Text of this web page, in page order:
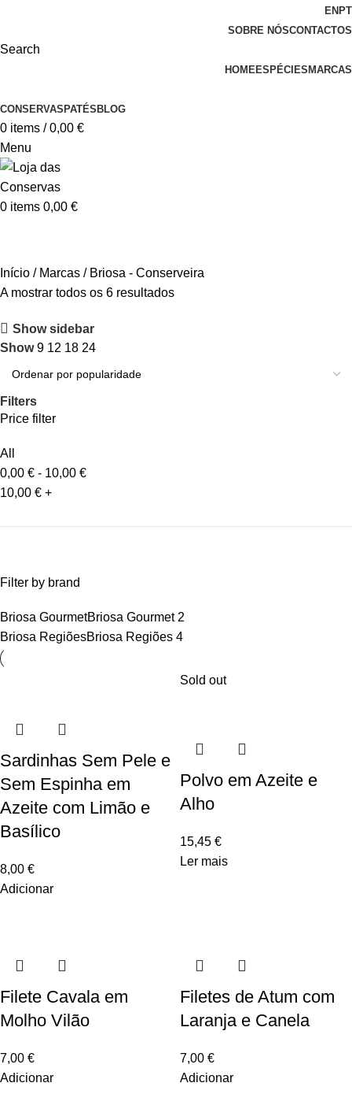
EN PT
SOBRE NÓSCONTACTOS
Search
HOMEESPÉCIES MARCAS
CONSERVAS PATÉS BLOG
0 items / 0,00 €
Menu
0 items 0,00 €
Início Marcas
Briosa - Conserveira
A mostrar todos os 6 resultados
Show sidebar
Show9 12 18 24
Filters
Price filter
All
0,00 € - 10,00 €
10,00 € +
Filter by brand
Briosa GourmetBriosa Gourmet 2
Briosa RegiõesBriosa Regiões 4
Sardinhas Sem Pele e
Sem Espinha em
Azeite com Limão e
Basílico
8,00 €
Adicionar
Sold out
Polvo em Azeite e
Alho
15,45 €
Ler mais
Filete Cavala em
Molho Vilão
7,00 €
Adicionar
Filetes de Atum com
Laranja e Canela
7,00 €
Adicionar